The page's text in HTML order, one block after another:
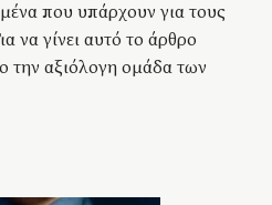
που υπάρχουν για τους
να γίνει αυτό το άρθρο
την αξιόλογη ομάδα των